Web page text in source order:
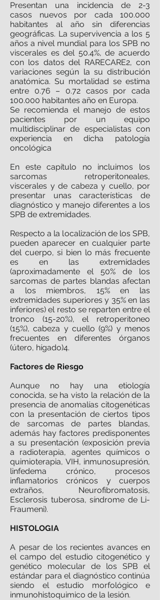
Presentan una incidencia de 2-3
casos nuevos por cada 100.000
habitantes al año sin diferencias
geográficas. La supervivencia a los 5
años a nivel mundial para los SPB no
viscerales es del 50.4%, de acuerdo
con los datos del RARECARE2, con
variaciones según la su distribución
anatómica. Su mortalidad se estima
entre 0.76 – 0.72 casos por cada
100.000 habitantes año en Europa.
Se recomienda el manejo de estos
pacientes por un equipo
multidisciplinar de especialistas con
experiencia en dicha patología
oncológica
En este capítulo no incluimos los
sarcomas retroperitoneales,
viscerales y de cabeza y cuello, por
presentar unas características de
diagnóstico y manejo diferentes a los
SPB de extremidades.
Respecto a la localización de los SPB,
pueden aparecer en cualquier parte
del cuerpo, si bien lo más frecuente
es en las extremidades
(aproximadamente el 50% de los
sarcomas de partes blandas afectan
a los miembros, 15% en las
extremidades superiores y 35% en las
inferiores) el resto se reparten entre el
tronco (15-20%), el retroperitoneo
(15%), cabeza y cuello (9%) y menos
frecuentes en diferentes órganos
(útero, hígado)4.
Factores de Riesgo
Aunque no hay una etiología
conocida, se ha visto la relación de la
presencia de anomalías citogenéticas
con la presentación de ciertos tipos
de sarcomas de partes blandas,
además hay factores predisponentes
a su presentación (exposición previa
a radioterapia, agentes químicos o
quimioterapia, VIH, inmunosupresión,
linfedema crónico, procesos
inflamatorios crónicos y cuerpos
extraños, Neurofibromatosis,
Esclerosis tuberosa, síndrome de Li-
Fraumeni).
HISTOLOGIA
A pesar de los recientes avances en
el campo del estudio citogenético y
genético molecular de los SPB el
estándar para el diagnóstico continúa
siendo el estudio morfológico e
inmunohistoquimico de la lesión.